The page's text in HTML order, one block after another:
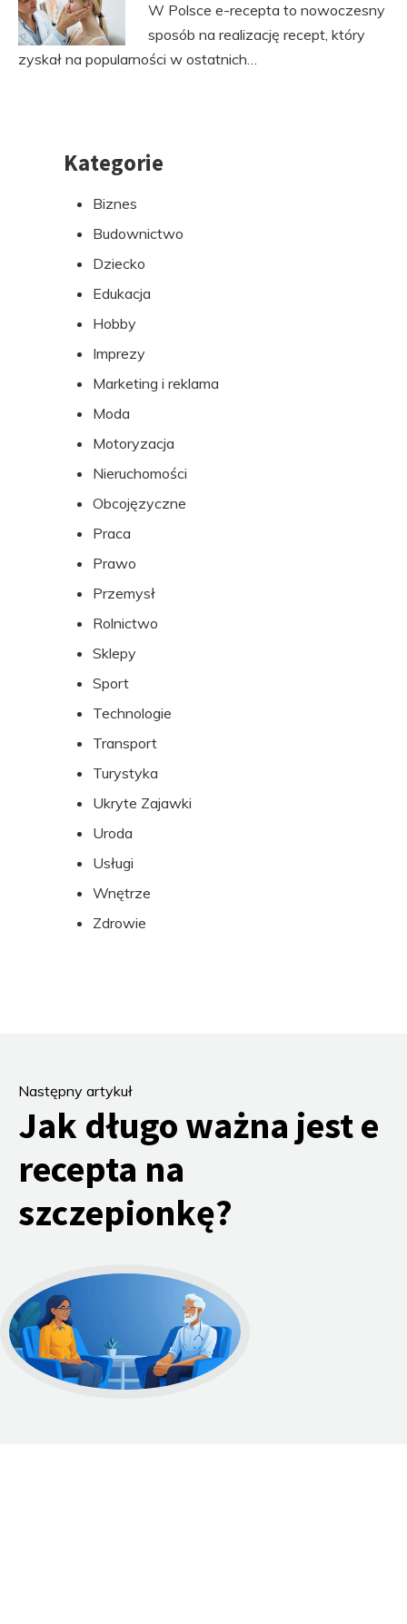
W Polsce e-recepta to nowoczesny
sposób na realizację recept, który
zyskał na popularności w ostatnich…
PrzejdźKategorie
Biznes
Budownictwo
Dziecko
Edukacja
Hobby
Imprezy
Marketing i reklama
Moda
Motoryzacja
Nieruchomości
Obcojęzyczne
Praca
Prawo
Przemysł
Rolnictwo
Sklepy
Sport
Technologie
Transport
Turystyka
Ukryte Zajawki
Uroda
Usługi
Wnętrze
Zdrowie
Następny artykuł
Jak długo ważna jest e
recepta na
szczepionkę?